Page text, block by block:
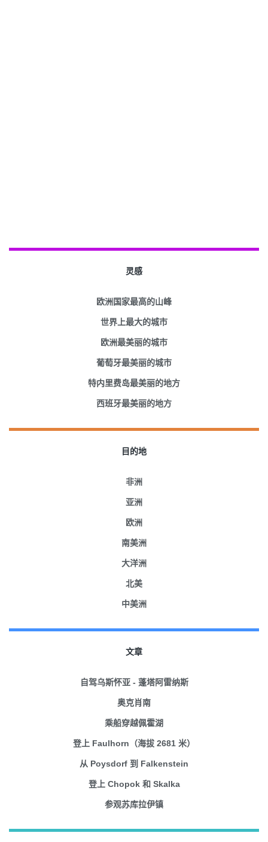
灵感
欧洲国家最高的山峰
世界上最大的城市
欧洲最美丽的城市
葡萄牙最美丽的城市
特内里费岛最美丽的地方
西班牙最美丽的地方
目的地
非洲
亚洲
欧洲
南美洲
大洋洲
北美
中美洲
文章
自驾乌斯怀亚 - 蓬塔阿雷纳斯
奥克肖南
乘船穿越佩霍湖
登上 Faulhorn（海拔 2681 米）
从 Poysdorf 到 Falkenstein
登上 Chopok 和 Skalka
参观苏库拉伊镇